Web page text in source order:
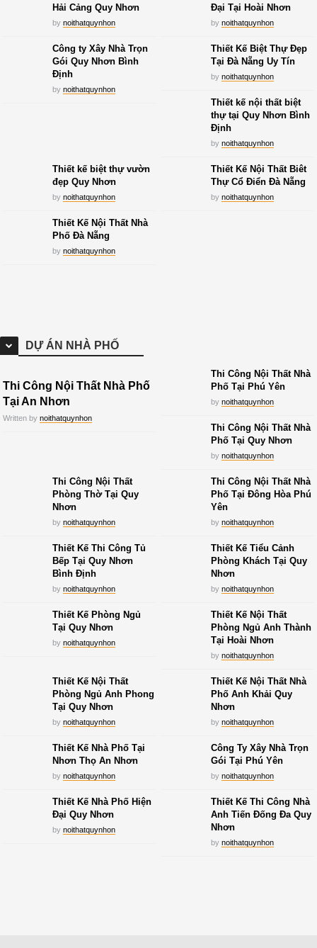
Hải Cảng Quy Nhơn
bynoithatquynhon
Đại Tại Hoài Nhơn
bynoithatquynhon
Công ty Xây Nhà Trọn
Gói Quy Nhơn Bình
Định
bynoithatquynhon
Thiết Kế Biệt Thự Đẹp
Tại Đà Nẵng Uy Tín
bynoithatquynhon
Thiết kế nội thất biệt
thự tại Quy Nhơn Bình
Định
bynoithatquynhon
Thiết kế biệt thự vườn
đẹp Quy Nhơn
bynoithatquynhon
Thiết Kế Nội Thất Biêt
Thự Cổ Điển Đà Nẵng
bynoithatquynhon
Thiết Kế Nội Thất Nhà
Phố Đà Nẵng
bynoithatquynhon
DỰ ÁN NHÀ PHỐ
Thi Công Nội Thất Nhà Phố
Tại An Nhơn
Written bynoithatquynhon
Thi Công Nội Thất Nhà
Phố Tại Phú Yên
bynoithatquynhon
Thi Công Nội Thất Nhà
Phố Tại Quy Nhơn
bynoithatquynhon
Thi Công Nội Thất
Phòng Thờ Tại Quy
Nhơn
bynoithatquynhon
Thi Công Nội Thất Nhà
Phố Tại Đông Hòa Phú
Yên
bynoithatquynhon
Thiết Kế Thi Công Tủ
Bếp Tại Quy Nhơn
Bình Định
bynoithatquynhon
Thiết Kế Tiểu Cảnh
Phòng Khách Tại Quy
Nhơn
bynoithatquynhon
Thiết Kế Phòng Ngủ
Tại Quy Nhơn
bynoithatquynhon
Thiết Kế Nội Thất
Phòng Ngủ Anh Thành
Tại Hoài Nhơn
bynoithatquynhon
Thiết Kế Nội Thất
Phòng Ngủ Anh Phong
Tại Quy Nhơn
bynoithatquynhon
Thiết Kế Nội Thất Nhà
Phố Anh Khải Quy
Nhơn
bynoithatquynhon
Thiết Kế Nhà Phố Tại
Nhơn Thọ An Nhơn
bynoithatquynhon
Công Ty Xây Nhà Trọn
Gói Tại Phú Yên
bynoithatquynhon
Thiết Kế Nhà Phố Hiện
Đại Quy Nhơn
bynoithatquynhon
Thiết Kế Thi Công Nhà
Anh Tiến Đống Đa Quy
Nhơn
bynoithatquynhon